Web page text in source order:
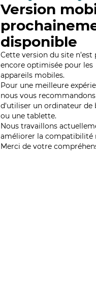
Version
disponible
Cette version du site n’est
encore optimisée pour les
appareils mobiles.
Pour une meilleure
nous vous recommandons
d'utiliser un ordinateur de
ou une tablette.
Nous travaillons
améliorer la compatibilité
Merci de votre